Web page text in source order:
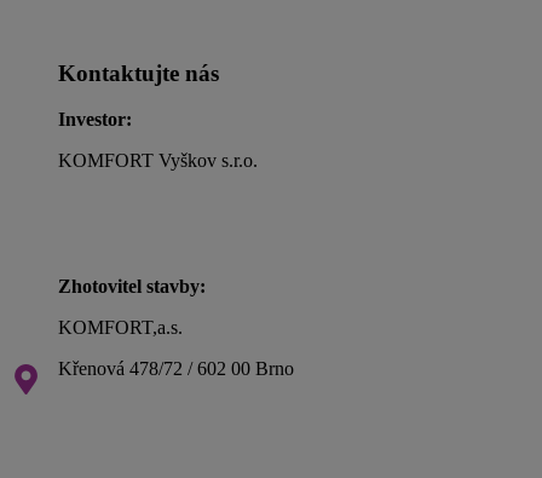
Kontaktujte nás
Investor:
KOMFORT Vyškov s.r.o.
Zhotovitel stavby:
KOMFORT,a.s.
Křenová 478/72 / 602 00 Brno